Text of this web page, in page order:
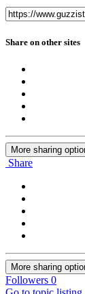
Share on other sites
More sharing
Share
More sharing
Followers 0